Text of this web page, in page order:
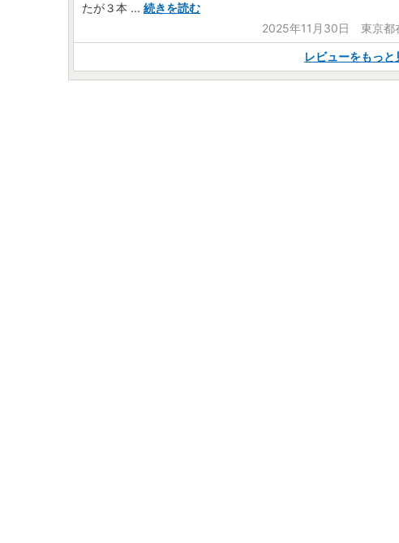
たが３本 ... 続きを読む
2025年11月30日 東京都
レビューをもっと